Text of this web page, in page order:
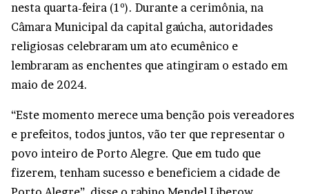
nesta quarta-feira (1º). Durante a cerimônia, na
Câmara Municipal da capital gaúcha, autoridades
religiosas celebraram um ato ecumênico e
lembraram as enchentes que atingiram o estado em
maio de 2024.
“Este momento merece uma benção pois vereadores
e prefeitos, todos juntos, vão ter que representar o
povo inteiro de Porto Alegre. Que em tudo que
fizerem, tenham sucesso e beneficiem a cidade de